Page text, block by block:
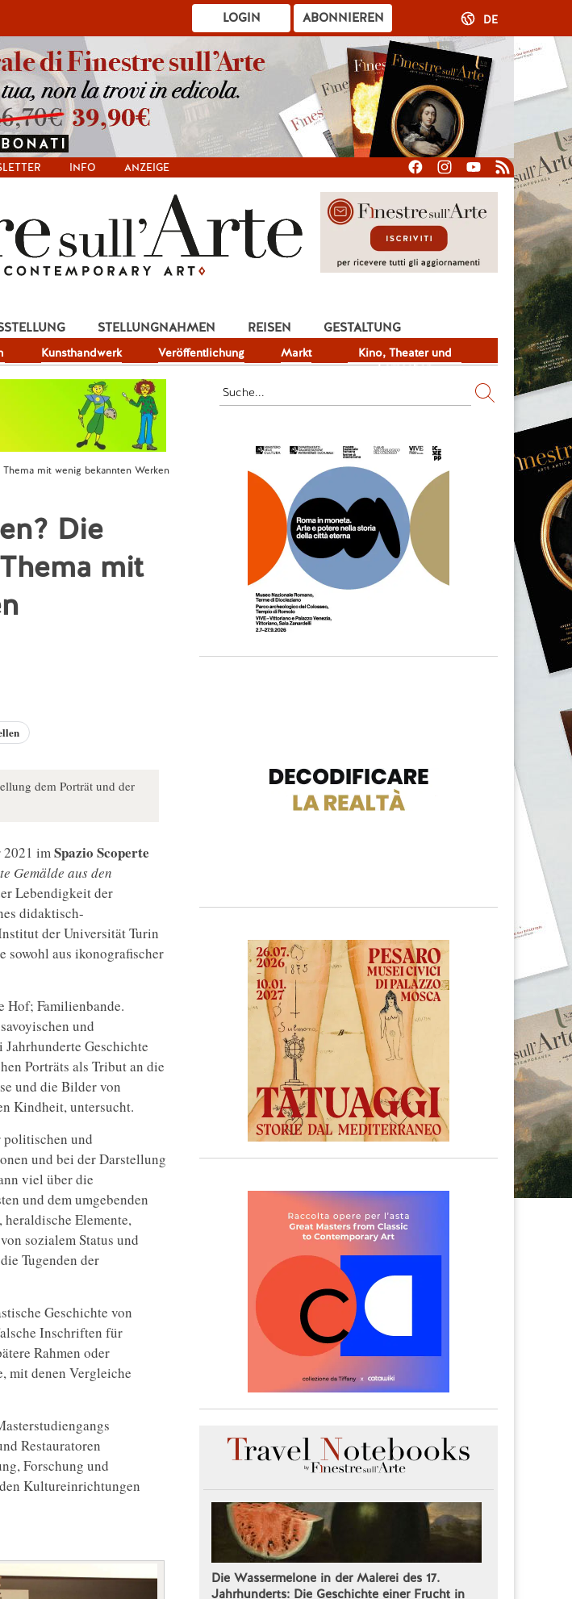
ABONNIEREN
LOGIN DE
INFO ANZEIGE
Kunsthandwerk Veröffentlichung Markt
Kino, Theater und
Fernsehen
STELLUNGNAHMEN REISEN
GESTALTUNG
mit wenig bekannten Werken
Die
mit
dem Porträt und der
2021 imSpazio Scoperte
Gemälde aus den
Lebendigkeit der
didaktisch-
der Universität Turin
sowohl aus ikonografischer
Hof; Familienbande.
und
Geschichte
Porträts als Tribut an die
und die Bilder von
Kindheit, untersucht.
politischen und
und bei der Darstellung
viel über die
und dem umgebenden
Elemente,
sozialem Status und
Tugenden der
Geschichte von
Inschriften für
Rahmen oder
mit denen Vergleiche
Restauratoren
Forschung und
Kultureinrichtungen
Die Wassermelone in der Malerei des 17.
Jahrhunderts: Die Geschichte einer Frucht in